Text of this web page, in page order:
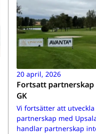
20 april, 2026
Fortsatt partnerskap
GK
Vi fortsätter att
partnerskap med
handlar partnerskap